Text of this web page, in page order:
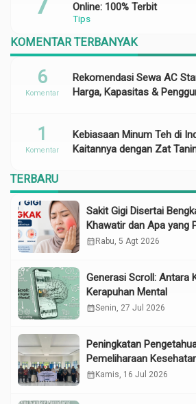
Tips
Online: 100% Terbit
KOMENTAR TERBANYAK
Rekomendasi Sewa AC
Harga, Kapasitas &
6
Komentar
Kebiasaan Minum Teh di
Kaitannya dengan Zat
1
Komentar
TERBARU
Sakit Gigi Disertai
Khawatir dan Apa yang
calendar_month Rabu, 5 Agt 2026
Generasi Scroll: Antara
Kerapuhan Mental
calendar_monthSenin, 27 Jul 2026
Peningkatan
Pemeliharaan
Lansia melalui Edukasi
calendar_month Kamis, 16 Jul 2026